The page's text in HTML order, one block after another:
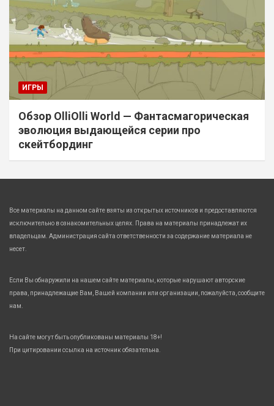
ИГРЫ
Обзор OlliOlli World — Фантасмагорическая
эволюция выдающейся серии про
скейтбординг
Все материалы на данном сайте взяты из открытых источников и предоставляются
исключительно в ознакомительных целях. Права на материалы принадлежат их
владельцам. Администрация сайта ответственности за содержание материала не
несет.
Если Вы обнаружили на нашем сайте материалы, которые нарушают авторские
права, принадлежащие Вам, Вашей компании или организации, пожалуйста, сообщите
нам.
На сайте могут быть опубликованы материалы 18+!
При цитировании ссылка на источник обязательна.